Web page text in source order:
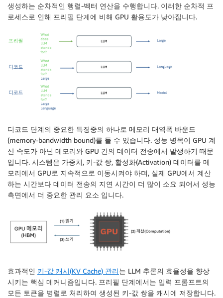
생성하는 순차적인 행렬-벡터 연산을 수행합니다. 이러한 순차적 프
로세스로 인해 프리필 단계에 비해 GPU 활용도가 낮아집니다.
디코드 단계의 중요한 특징중의 하나로 메모리 대역폭 바운드
(memory-bandwidth bound)를 들 수 있습니다. 성능 병목이 GPU 계
산 속도가 아닌 메모리와 GPU 간의 데이터 전송에서 발생하기 때문
입니다. 시스템은 가중치, 키-값 쌍, 활성화(Activation) 데이터를 메
모리에서 GPU로 지속적으로 이동시켜야 하며, 실제 GPU에서 계산
하는 시간보다 데이터 전송의 지연 시간이 더 많이 소요 되어서 성능
측면에서 더 중요한 관리 요소 입니다.
효과적인 키-값 캐시(KV Cache) 관리는 LLM 추론의 효율성을 향상
시키는 핵심 메커니즘입니다. 프리필 단계에서는 입력 프롬프트의
모든 토큰을 병렬로 처리하여 생성된 키-값 쌍을 캐시에 저장합니다.